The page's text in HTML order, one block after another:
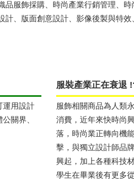
服飾採購、時尚產業行銷管理、時
計、版面創意設計、影像後製與特效
運用設計
關界、
服裝產業正在衰退
服飾相關商品為人類
消費，近年來快時尚
落，時尚業正轉向機
擊，與獨立設計師品
興起，加上各種科技
學生在畢業後有更多